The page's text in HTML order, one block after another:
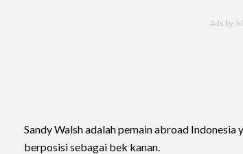
Sandy Walsh adalah pemain abroad
berposisi sebagai bek kanan.